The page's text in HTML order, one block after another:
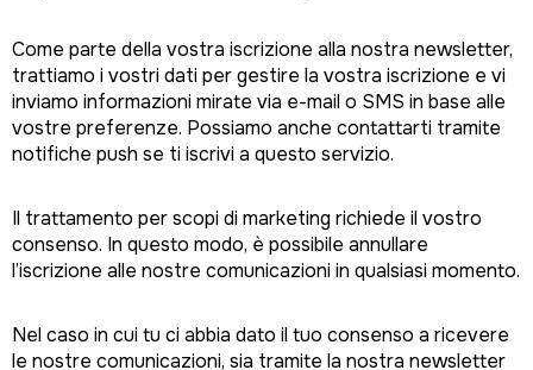
Come parte della vostra iscrizione alla nostra newsletter,
trattiamo i vostri dati per gestire la vostra iscrizione e vi
inviamo informazioni mirate via e-mail o SMS in base alle
vostre preferenze. Possiamo anche contattarti tramite
notifiche push se ti iscrivi a questo servizio.
Il trattamento per scopi di marketing richiede il vostro
consenso. In questo modo, è possibile annullare
l’iscrizione alle nostre comunicazioni in qualsiasi momento.
Nel caso in cui tu ci abbia dato il tuo consenso a ricevere
le nostre comunicazioni, sia tramite la nostra newsletter